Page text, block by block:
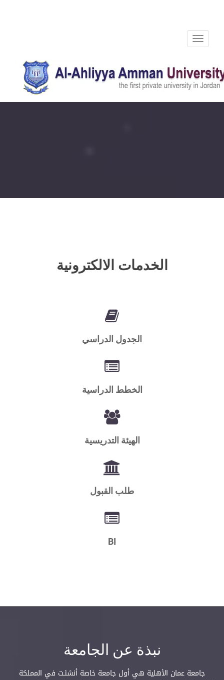
Toggle
navigation
الخدمات الالكترونية
الجدول الدراسي
الخطط الدراسية
الهيئة التدريسية
طلب القبول
BI
نبذة عن الجامعة
جامعة عمان الأهلية هي أول جامعة خاصة أنشئـت في المملكة